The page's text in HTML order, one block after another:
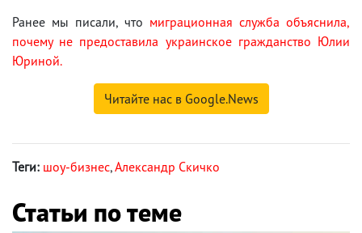
Ранее мы писали, что миграционная служба объяснила,
почему не предоставила украинское гражданство Юлии
Юриной.
Читайте нас в Google.News
Теги: шоу-бизнес,Александр Скичко
Статьи по теме